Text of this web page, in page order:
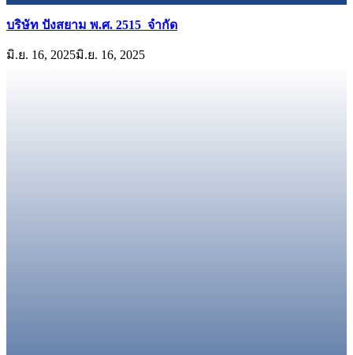
บริษัท ปังสยาม พ.ศ. 2515 จำกัด
มิ.ย. 16, 2025มิ.ย. 16, 2025